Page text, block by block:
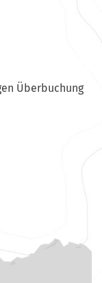
Überbuchung